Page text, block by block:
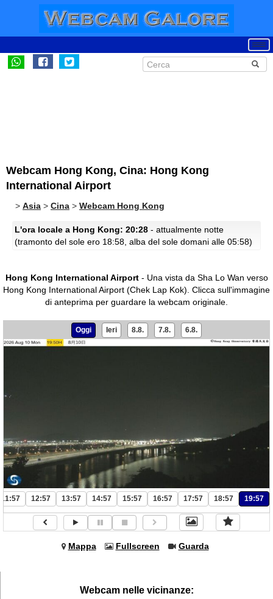
Webcam Hong Kong, Cina: Hong Kong
International Airport
> Asia > Cina > Webcam Hong Kong
L'ora locale a Hong Kong: 20:28 - attualmente notte
(tramonto del sole ero 18:58, alba del sole domani alle 05:58)
Hong Kong International Airport- Una vista da Sha Lo Wan verso
Hong Kong International Airport (Chek Lap Kok). Clicca sull'immagine
di anteprima per guardare la webcam originale.
Oggi Ieri 8.8. 7.8. 6.8.
11:57 12:57 13:57 14:57 15:57 16:57 17:57 18:57 19:57
Mappa Fullscreen Guarda
Webcam nelle vicinanze: